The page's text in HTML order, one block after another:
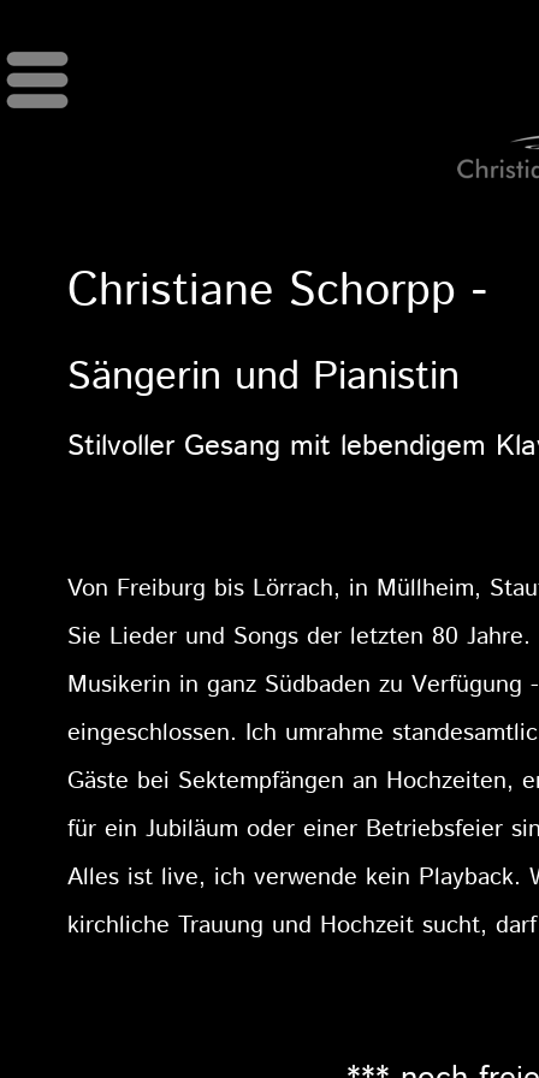
Menü
Christiane Schorpp -
Sängerin und Pianistin
Stilvoller Gesang mit lebendigem
Von Freiburg bis Lörrach, in Müllheim,
Sie Lieder und Songs der letzten 80
Musikerin in ganz Südbaden zu
eingeschlossen. Ich umrahme
Gäste bei Sektempfängen an Hochzeiten,
für ein Jubiläum oder einer Betriebsfeier
Alles ist live, ich verwende kein Playback.
kirchliche Trauung und Hochzeit sucht,